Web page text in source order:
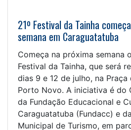
21º Festival da Tainha
semana em Caraguatatuba
Começa na próxima semana
Festival da Tainha, que será
dias 9 e 12 de julho, na
Porto Novo. A iniciativa é do
da Fundação Educacional e
Caraguatatuba (Fundacc) e
Municipal de Turismo, em